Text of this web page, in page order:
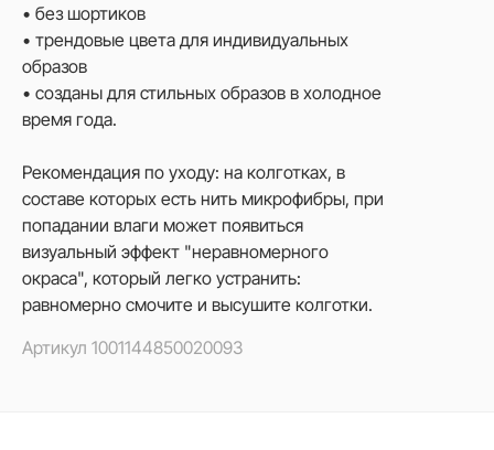
• без шортиков
• трендовые цвета для индивидуальных
образов
• созданы для стильных образов в холодное
время года.
Рекомендация по уходу: на колготках, в
составе которых есть нить микрофибры, при
попадании влаги может появиться
визуальный эффект "неравномерного
окраса", который легко устранить:
равномерно смочите и высушите колготки.
Артикул 1001144850020093